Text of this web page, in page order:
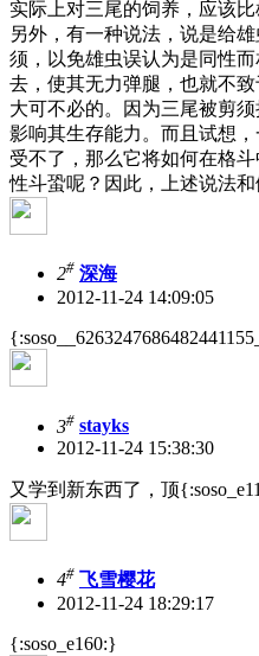
实际上对三尾的饲养，应该比
另外，有一种说法，说是给
须，以免雄虫误认为是同性
去，使其无力弹腿，也就不
大可不必的。因为三尾被剪
影响其生存能力。而且试想
受不了，那么它将如何在格
性斗蛩呢？因此，上述说法和
2# 深海
2012-11-24 14:09:05
3# stayks
2012-11-24 15:38:30
又学到新东西了，顶
4# 飞雪樱花
2012-11-24 18:29:17
{:soso_e160:}